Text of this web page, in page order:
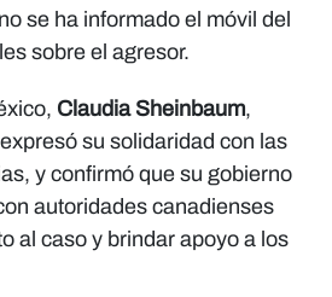
se ha informado el móvil del
sobre el agresor.
Claudia Sheinbaum,
su solidaridad con las
y confirmó que su gobierno
autoridades canadienses
al caso y brindar apoyo a los